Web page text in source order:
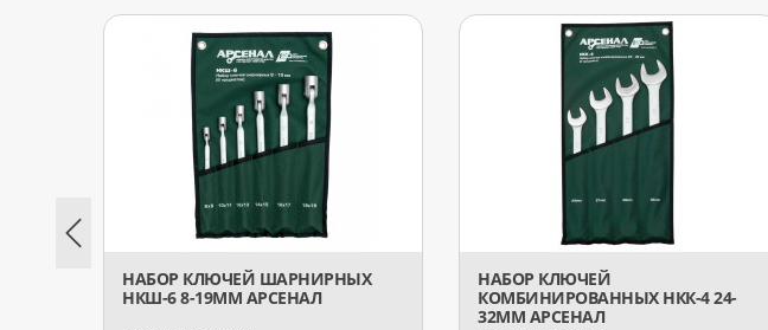
НАБОР КЛЮЧЕЙ ШАРНИРНЫХ
НКШ-6 8-19ММ АРСЕНАЛ
НАБОР КЛЮЧЕЙ
КОМБИНИРОВАННЫХ НКК-4 24-
32ММ АРСЕНАЛ